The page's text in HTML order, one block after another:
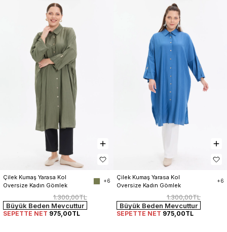
Çilek Kumaş Yarasa Kol
Oversize Kadın Gömlek
+6
1.300,00TL
Büyük Beden Mevcuttur
SEPETTE NET 975,00TL
Çilek Kumaş Yarasa Kol
Oversize Kadın Gömlek
+6
1.300,00TL
Büyük Beden Mevcuttur
SEPETTE NET 975,00TL